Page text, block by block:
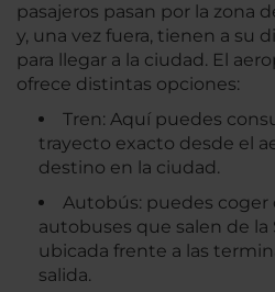
pasajeros pasan por la zona
y, una vez fuera, tienen a su
para llegar a la ciudad. El
ofrece distintas opciones:
Tren: Aquí puedes
trayecto exacto desde el
destino en la ciudad.
Autobús: puedes coger
autobuses que salen de la
ubicada frente a las
salida.